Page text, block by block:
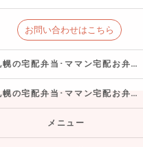
お問い合わせはこちら
札幌の宅配弁当･ママン宅配お弁当サービスの口コミ情報
札幌の宅配弁当･ママン宅配お弁当サービスのお客様の声
メニュー